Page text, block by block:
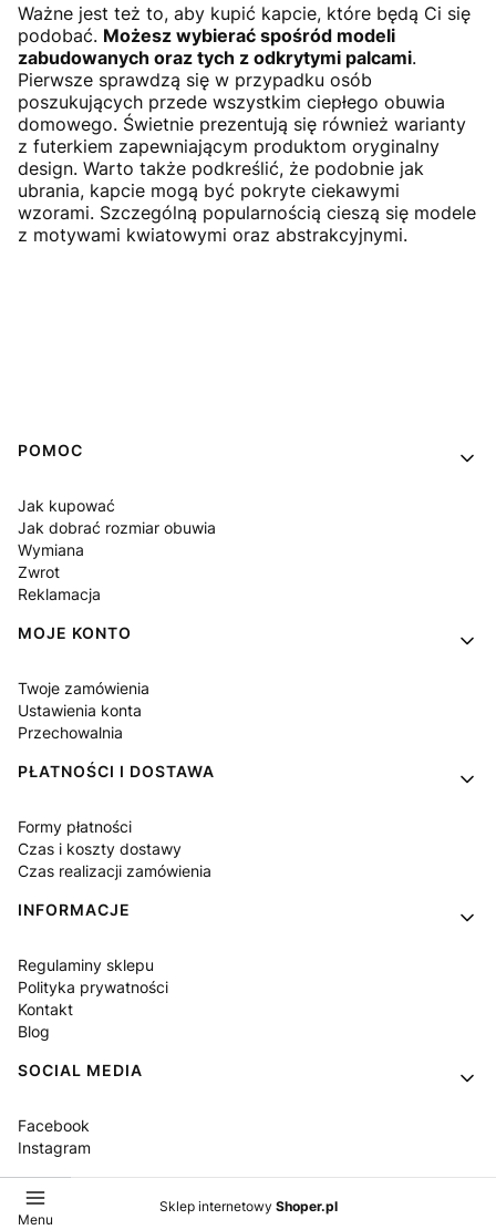
Ważne jest też to, aby kupić kapcie, które będą Ci się
podobać. Możesz wybierać spośród modeli
zabudowanych oraz tych z odkrytymi palcami.
Pierwsze sprawdzą się w przypadku osób
poszukujących przede wszystkim ciepłego obuwia
domowego. Świetnie prezentują się również warianty
z futerkiem zapewniającym produktom oryginalny
design. Warto także podkreślić, że podobnie jak
ubrania, kapcie mogą być pokryte ciekawymi
wzorami. Szczególną popularnością cieszą się modele
z motywami kwiatowymi oraz abstrakcyjnymi.
Linki w stopce
POMOC
Jak kupować
Jak dobrać rozmiar obuwia
Wymiana
Zwrot
Reklamacja
MOJE KONTO
Twoje zamówienia
Ustawienia konta
Przechowalnia
PŁATNOŚCI I DOSTAWA
Formy płatności
Czas i koszty dostawy
Czas realizacji zamówienia
INFORMACJE
Regulaminy sklepu
Polityka prywatności
Kontakt
Blog
SOCIAL MEDIA
Facebook
Instagram
Sklep internetowy Shoper.pl
Menu